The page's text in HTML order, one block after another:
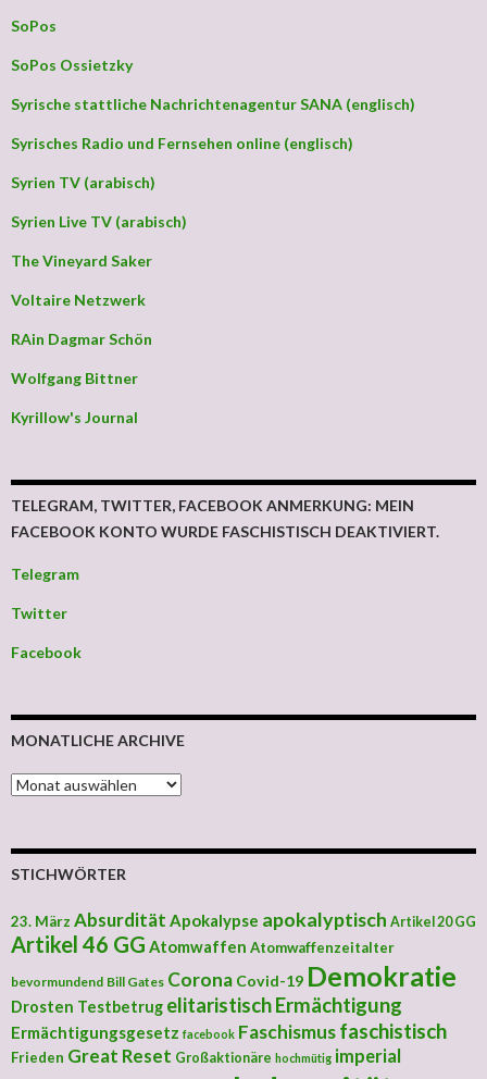
SoPos
SoPos Ossietzky
Syrische stattliche Nachrichtenagentur SANA (englisch)
Syrisches Radio und Fernsehen online (englisch)
Syrien TV (arabisch)
Syrien Live TV (arabisch)
The Vineyard Saker
Voltaire Netzwerk
RAin Dagmar Schön
Wolfgang Bittner
Kyrillow's Journal
TELEGRAM, TWITTER, FACEBOOK ANMERKUNG: MEIN
FACEBOOK KONTO WURDE FASCHISTISCH DEAKTIVIERT.
Telegram
Twitter
Facebook
MONATLICHE ARCHIVE
MONATLICHE ARCHIVE
STICHWÖRTER
23. März Absurdität Apokalypse apokalyptisch Artikel 20 GG
Artikel 46 GG Atomwaffen Atomwaffenzeitalter
bevormundend Bill Gates Corona Covid-19 Demokratie
Drosten Testbetrug elitaristischErmächtigung
Ermächtigungsgesetz facebook Faschismusfaschistisch
Frieden Great Reset Großaktionäre hochmütig imperial